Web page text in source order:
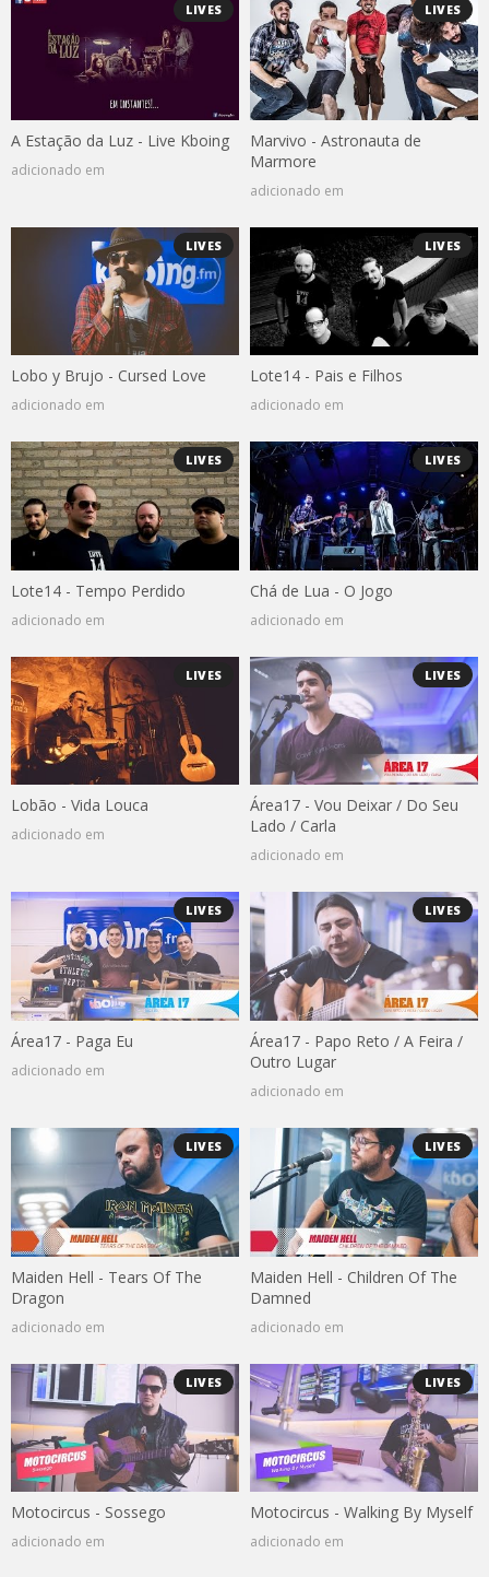
LIVES
A Estação da Luz - Live Kboing
adicionado em
LIVES
Marvivo - Astronauta de
Marmore
adicionado em
LIVES
Lobo y Brujo - Cursed Love
adicionado em
LIVES
Lote14 - Pais e Filhos
adicionado em
LIVES
Lote14 - Tempo Perdido
adicionado em
LIVES
Chá de Lua - O Jogo
adicionado em
LIVES
Lobão - Vida Louca
adicionado em
LIVES
Área17 - Vou Deixar / Do Seu
Lado / Carla
adicionado em
LIVES
Área17 - Paga Eu
adicionado em
LIVES
Área17 - Papo Reto / A Feira /
Outro Lugar
adicionado em
LIVES
Maiden Hell - Tears Of The
Dragon
adicionado em
LIVES
Maiden Hell - Children Of The
Damned
adicionado em
LIVES
Motocircus - Sossego
adicionado em
LIVES
Motocircus - Walking By Myself
adicionado em